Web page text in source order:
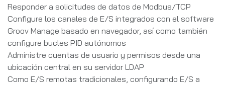
Responder a solicitudes de datos de Modbus/TCP
Configure los canales de E/S integrados con el software
Groov Manage basado en navegador, así como también
configure bucles PID autónomos
Administre cuentas de usuario y permisos desde una
ubicación central en su servidor LDAP
Como E/S remotas tradicionales, configurando E/S a